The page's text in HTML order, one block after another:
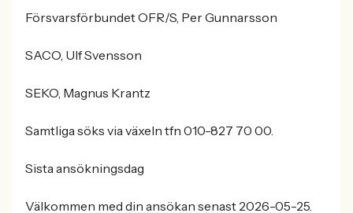
Försvarsförbundet OFR/S, Per Gunnarsson
SACO, Ulf Svensson
SEKO, Magnus Krantz
Samtliga söks via växeln tfn 010-827 70 00.
Sista ansökningsdag
Välkommen med din ansökan senast 2026-05-25.